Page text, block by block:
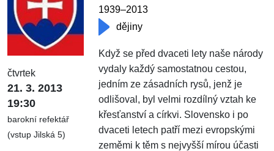
čtvrtek
21. 3. 2013
19:30
barokní refektář
(vstup Jilská 5)
1939–2013
dějiny
Když se před dvaceti lety naše národy
vydaly každý samostatnou cestou,
jedním ze zásadních rysů, jenž je
odlišoval, byl velmi rozdílný vztah ke
křesťanství a církvi. Slovensko i po
dvaceti letech patří mezi evropskými
zeměmi k těm s nejvyšší mírou účasti